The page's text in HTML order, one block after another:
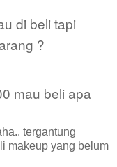
di beli tapi
?
mau beli apa
tergantung
makeup yang belum